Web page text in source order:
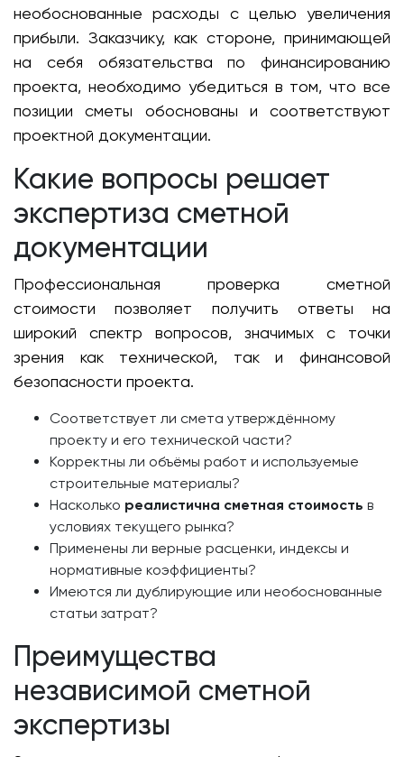
необоснованные расходы с целью увеличения
прибыли. Заказчику, как стороне, принимающей
на себя обязательства по финансированию
проекта, необходимо убедиться в том, что все
позиции сметы обоснованы и соответствуют
проектной документации.
Какие вопросы решает
экспертиза сметной
документации
Профессиональная проверка сметной
стоимости позволяет получить ответы на
широкий спектр вопросов, значимых с точки
зрения как технической, так и финансовой
безопасности проекта.
Соответствует ли смета утверждённому
проекту и его технической части?
Корректны ли объёмы работ и используемые
строительные материалы?
Насколько реалистична сметная стоимость в
условиях текущего рынка?
Применены ли верные расценки, индексы и
нормативные коэффициенты?
Имеются ли дублирующие или необоснованные
статьи затрат?
Преимущества
независимой сметной
экспертизы